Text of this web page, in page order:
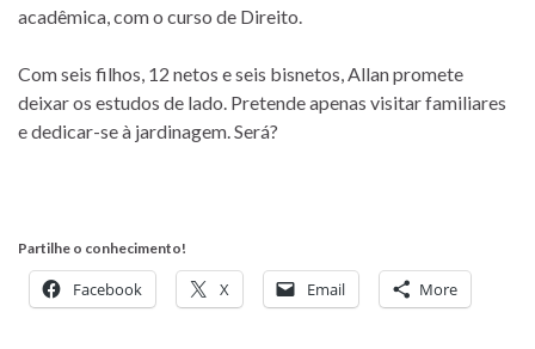
acadêmica, com o curso de Direito.
Com seis filhos, 12 netos e seis bisnetos, Allan promete
deixar os estudos de lado. Pretende apenas visitar familiares
e dedicar-se à jardinagem. Será?
Partilhe o conhecimento!
Facebook X Email More